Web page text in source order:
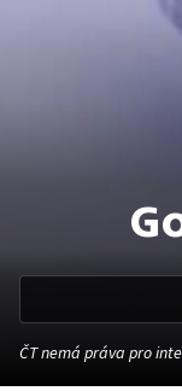
ČT nemá práva pro